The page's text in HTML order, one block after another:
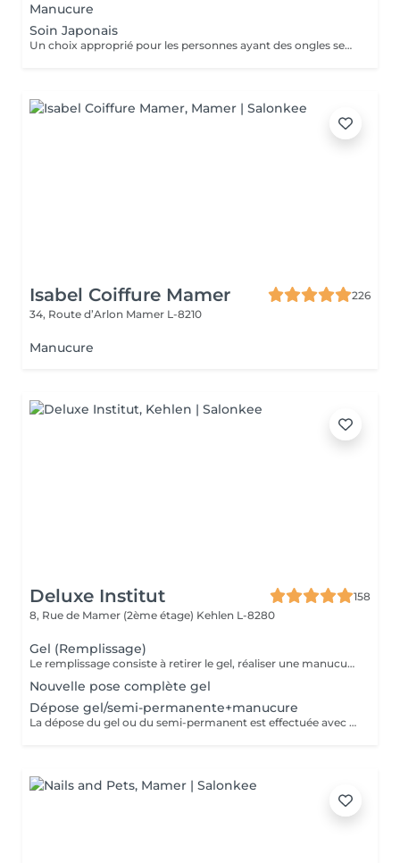
Manucure
Soin Japonais
Un choix approprié pour les personnes ayant des ongles secs , cassant ou abimé . Des produits naturel qui permettent de restaurer la brillance , la bonne santé de vos ongles. Soin détox de vos ongles
Isabel Coiffure Mamer
226
34, Route d’Arlon Mamer L-8210
Manucure
Deluxe Institut
158
8, Rue de Mamer (2ème étage) Kehlen L-8280
Gel (Remplissage)
Le remplissage consiste à retirer le gel, réaliser une manucure et poser de nouveau du gel. Veuillez noter qu'un supplément de 3 € sera ajouté si vous avez des ongles cassés. Si plus de 4 ongles sont cassés, le tarif d'une pose complète sera appliqué. Le prix étudiant est appliqué aux enfants des clientes habituelles.
Nouvelle pose complète gel
Dépose gel/semi-permanente+manucure
La dépose du gel ou du semi-permanent est effectuée avec soin afin de préserver la couche naturelle de l'ongle. Une fois la dépose réalisée, une manucure est réalisée pour un résultat parfait, suivie de l'application d'un vernis, ou d'une base hydratante et durcisseur pour renforcer et protéger les ongles.